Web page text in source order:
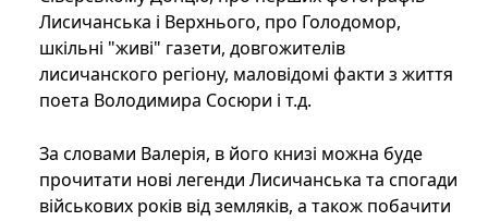
Лисичанська і Верхнього, про Голодомор,
шкільні "живі" газети, довгожителів
лисичанского регіону, маловідомі факти з життя
поета Володимира Сосюри і т.д.
За словами Валерія, в його книзі можна буде
прочитати нові легенди Лисичанська та спогади
військових років від земляків, а також побачити